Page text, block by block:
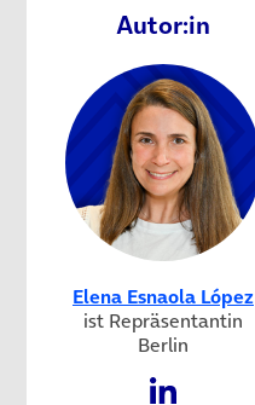
Tab)
Autor:in
Elena Esnaola López
ist Repräsentantin
Berlin